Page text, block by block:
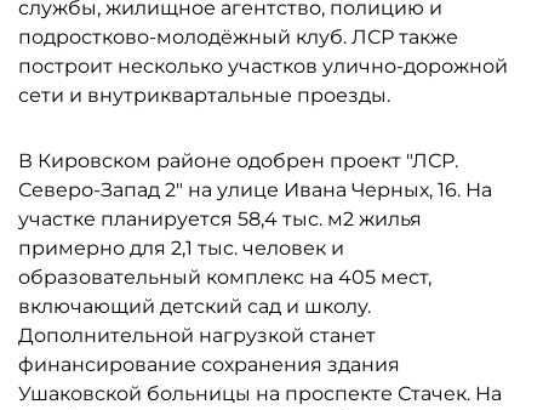
службы, жилищное агентство, полицию и
подростково-молодёжный клуб. ЛСР также
построит несколько участков улично-дорожной
сети и внутриквартальные проезды.
В Кировском районе одобрен проект "ЛСР.
Северо-Запад 2" на улице Ивана Черных, 16. На
участке планируется 58,4 тыс. м2 жилья
примерно для 2,1 тыс. человек и
образовательный комплекс на 405 мест,
включающий детский сад и школу.
Дополнительной нагрузкой станет
финансирование сохранения здания
Ушаковской больницы на проспекте Стачек. На